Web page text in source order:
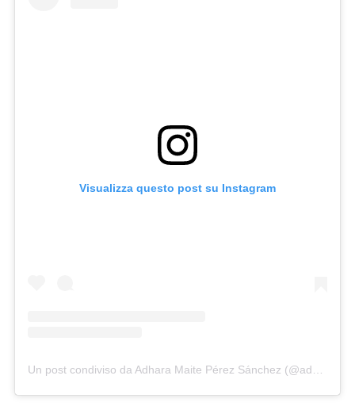
Visualizza questo post su Instagram